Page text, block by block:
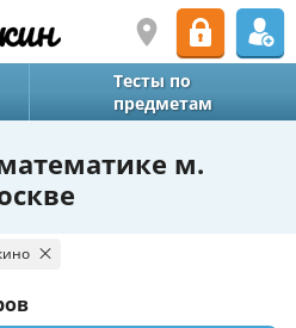
Тесты по
предметам
м.